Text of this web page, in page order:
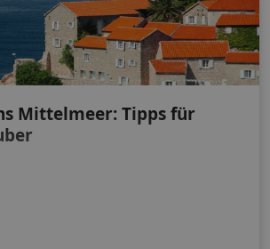
Mittelmeer: Tipps für